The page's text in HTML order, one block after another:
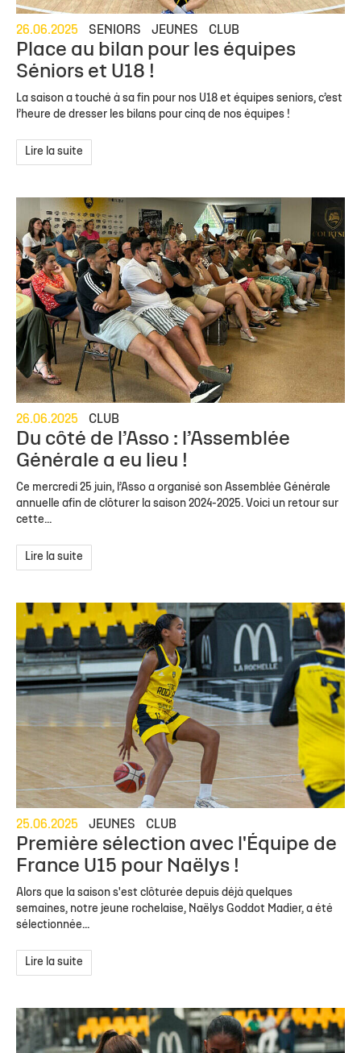
26.06.2025 SENIORS JEUNES CLUB
Place au bilan pour les équipes
Séniors et U18 !
La saison a touché à sa fin pour nos U18 et équipes seniors, c’est
l’heure de dresser les bilans pour cinq de nos équipes !
Lire la suite
26.06.2025 CLUB
Du côté de l’Asso : l’Assemblée
Générale a eu lieu !
Ce mercredi 25 juin, l’Asso a organisé son Assemblée Générale
annuelle afin de clôturer la saison 2024-2025. Voici un retour sur
cette...
Lire la suite
25.06.2025 JEUNES CLUB
Première sélection avec l'Équipe de
France U15 pour Naëlys !
Alors que la saison s'est clôturée depuis déjà quelques
semaines, notre jeune rochelaise, Naëlys Goddot Madier, a été
sélectionnée...
Lire la suite